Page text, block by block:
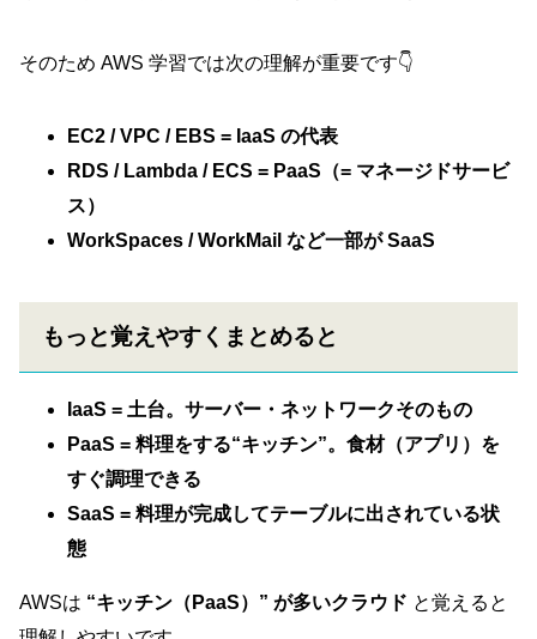
そのため AWS 学習では次の理解が重要です👇
EC2 / VPC / EBS = IaaS の代表
RDS / Lambda / ECS = PaaS（= マネージドサービ
ス）
WorkSpaces / WorkMail など一部が SaaS
もっと覚えやすくまとめると
IaaS = 土台。サーバー・ネットワークそのもの
PaaS = 料理をする“キッチン”。食材（アプリ）を
すぐ調理できる
SaaS = 料理が完成してテーブルに出されている状
態
AWSは “キッチン（PaaS）” が多いクラウド と覚えると